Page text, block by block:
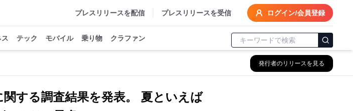
プレスリリースを配信 プレスリリースを受信 ログイン/会員登録
ス テック モバイル 乗り物 クラファン
発行者のリリースを見る
関する調査結果を発表。 夏といえば